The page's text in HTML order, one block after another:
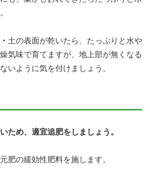
土の表面が乾いたら、たっぷりと水や
気味で育てますが、地上部が無くなる
いように気を付けましょう。
ため、適宜追肥をしましょう。
肥の緩効性肥料を施します。